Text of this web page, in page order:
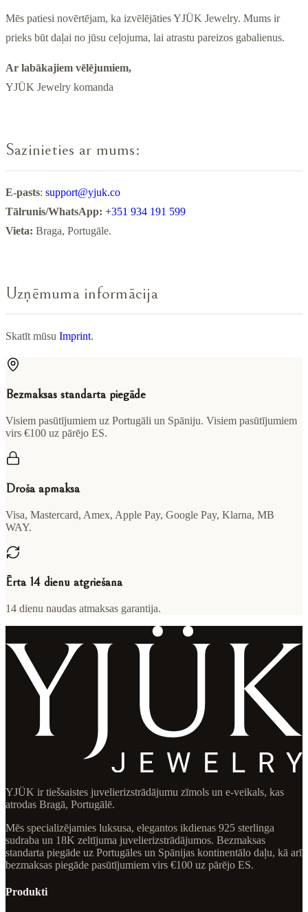
Mēs patiesi novērtējam, ka izvēlējāties YJÜK Jewelry. Mums ir
prieks būt daļai no jūsu ceļojuma, lai atrastu pareizos gabalienus.
Ar labākajiem vēlējumiem,
YJÜK Jewelry komanda
Sazinieties ar mums:
E-pasts: support@yjuk.co
Tālrunis/WhatsApp: +351 934 191 599
Vieta: Braga, Portugāle.
Uzņēmuma informācija
Skatīt mūsu Imprint.
Bezmaksas standarta piegāde
Visiem pasūtījumiem uz Portugāli un Spāniju. Visiem pasūtījumiem
virs €100 uz pārējo ES.
Droša apmaksa
Visa, Mastercard, Amex, Apple Pay, Google Pay, Klarna, MB
WAY.
Ērta 14 dienu atgriešana
14 dienu naudas atmaksas garantija.
YJÜK ir tiešsaistes juvelierizstrādājumu zīmols un e-veikals, kas
atrodas Bragā, Portugālē.
Mēs specializējamies luksusa, elegantos ikdienas 925 sterlinga
sudraba un 18K zeltījuma juvelierizstrādājumos. Bezmaksas
standarta piegāde uz Portugāles un Spānijas kontinentālo daļu, kā arī
bezmaksas piegāde pasūtījumiem virs €100 uz pārējo ES.
Produkti